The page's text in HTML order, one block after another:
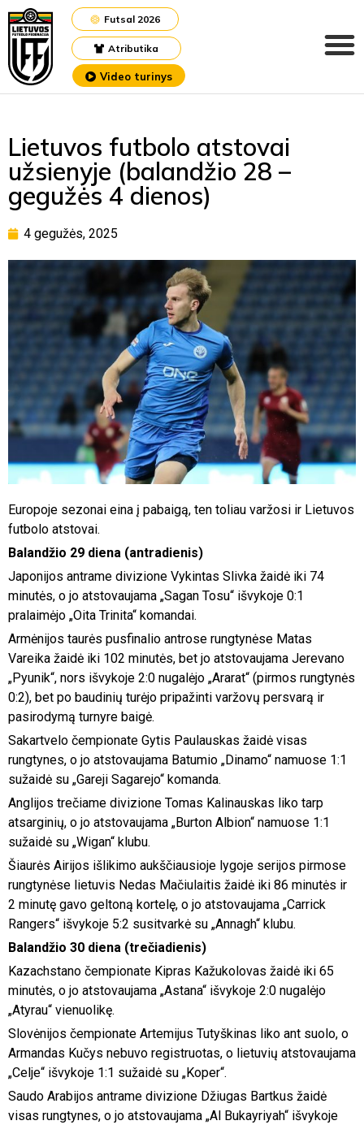
Atributika
Futsal 2026
Video turinys
Lietuvos futbolo atstovai
užsienyje (balandžio 28 –
gegužės 4 dienos)
4 gegužės, 2025
Europoje sezonai eina į pabaigą, ten toliau varžosi ir Lietuvos
futbolo atstovai.
Balandžio 29 diena (antradienis)
Japonijos antrame divizione Vykintas Slivka žaidė iki 74
minutės, o jo atstovaujama „Sagan Tosu“ išvykoje 0:1
pralaimėjo „Oita Trinita“ komandai.
Armėnijos taurės pusfinalio antrose rungtynėse Matas
Vareika žaidė iki 102 minutės, bet jo atstovaujama Jerevano
„Pyunik“, nors išvykoje 2:0 nugalėjo „Ararat“ (pirmos rungtynės
0:2), bet po baudinių turėjo pripažinti varžovų persvarą ir
pasirodymą turnyre baigė.
Sakartvelo čempionate Gytis Paulauskas žaidė visas
rungtynes, o jo atstovaujama Batumio „Dinamo“ namuose 1:1
sužaidė su „Gareji Sagarejo“ komanda.
Anglijos trečiame divizione Tomas Kalinauskas liko tarp
atsarginių, o jo atstovaujama „Burton Albion“ namuose 1:1
sužaidė su „Wigan“ klubu.
Šiaurės Airijos išlikimo aukščiausioje lygoje serijos pirmose
rungtynėse lietuvis Nedas Mačiulaitis žaidė iki 86 minutės ir
2 minutę gavo geltoną kortelę, o jo atstovaujama „Carrick
Rangers“ išvykoje 5:2 susitvarkė su „Annagh“ klubu.
Balandžio 30 diena (trečiadienis)
Kazachstano čempionate Kipras Kažukolovas žaidė iki 65
minutės, o jo atstovaujama „Astana“ išvykoje 2:0 nugalėjo
„Atyrau“ vienuolikę.
Slovėnijos čempionate Artemijus Tutyškinas liko ant suolo, o
Armandas Kučys nebuvo registruotas, o lietuvių atstovaujama
„Celje“ išvykoje 1:1 sužaidė su „Koper“.
Saudo Arabijos antrame divizione Džiugas Bartkus žaidė
visas rungtynes, o jo atstovaujama „Al Bukayriyah“ išvykoje